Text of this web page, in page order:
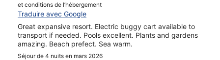
et conditions de l’hébergement
Traduire avec Google
Great expansive resort. Electric buggy cart available to
transport if needed. Pools excellent. Plants and gardens
amazing. Beach prefect. Sea warm.
Séjour de 4 nuits en mars 2026